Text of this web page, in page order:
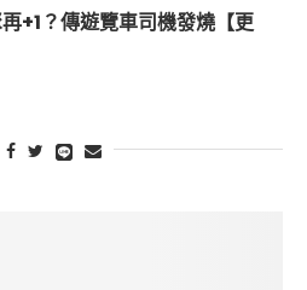
+1？傳遊覽車司機發燒【更